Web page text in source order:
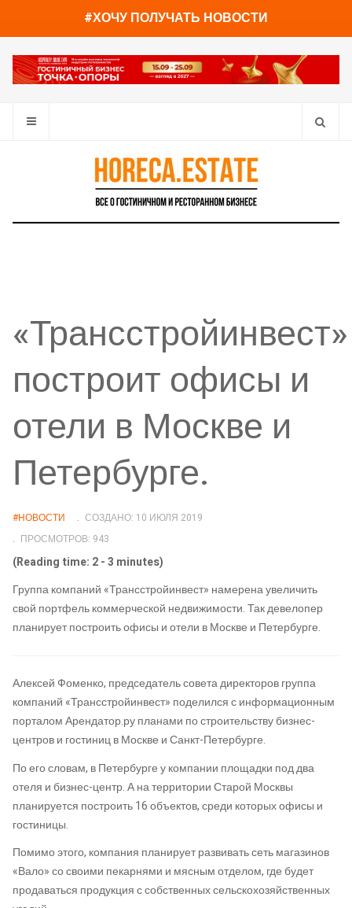
#ХОЧУ ПОЛУЧАТЬ НОВОСТИ
«Трансстройинвест»
построит офисы и
отели в Москве и
Петербурге.
#НОВОСТИ
СОЗДАНО: 10 ИЮЛЯ 2019
ПРОСМОТРОВ: 943
(Reading time: 2 - 3 minutes)
Группа компаний «Трансстройинвест» намерена увеличить
свой портфель коммерческой недвижимости. Так девелопер
планирует построить офисы и отели в Москве и Петербурге.
Алексей Фоменко, председатель совета директоров группа
компаний «Трансстройинвест» поделился с информационным
порталом Арендатор.ру планами по строительству бизнес-
центров и гостиниц в Москве и Санкт-Петербурге.
По его словам, в Петербурге у компании площадки под два
отеля и бизнес-центр. А на территории Старой Москвы
планируется построить 16 объектов, среди которых офисы и
гостиницы.
Помимо этого, компания планирует развивать сеть магазинов
«Вало» со своими пекарнями и мясным отделом, где будет
продаваться продукция с собственных сельскохозяйственных